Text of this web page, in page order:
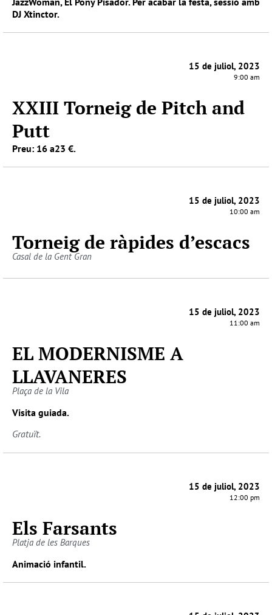
DJ Xtinctor.
15 de juliol, 2023
9:00 am
XXIII Torneig de Pitch and
Putt
Preu: 16 a23 €.
15 de juliol, 2023
10:00 am
Torneig de ràpides d’escacs
Casal de la Gent Gran
15 de juliol, 2023
11:00 am
EL MODERNISME A
LLAVANERES
Plaça de la Vila
Visita guiada.
Gratuït.
15 de juliol, 2023
12:00 pm
Els Farsants
Platja de les Barques
Animació infantil.